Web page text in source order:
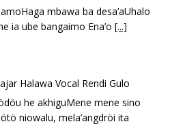
mbawa ba desa’aUhalo
ia ube bangaimo Ena’o [...]
Halawa Vocal Rendi Gulo
he akhiguMene mene sino
niowalu, mela’angdröi ita